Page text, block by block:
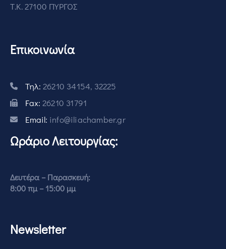
Τ.Κ. 27100 ΠΥΡΓΟΣ
Επικοινωνία
Τηλ: 26210 34154, 32225
Fax: 26210 31791
Email: info@iliachamber.gr
Ωράριο Λειτουργίας:
Δευτέρα – Παρασκευή:
8:00 πμ – 15:00 μμ
Newsletter